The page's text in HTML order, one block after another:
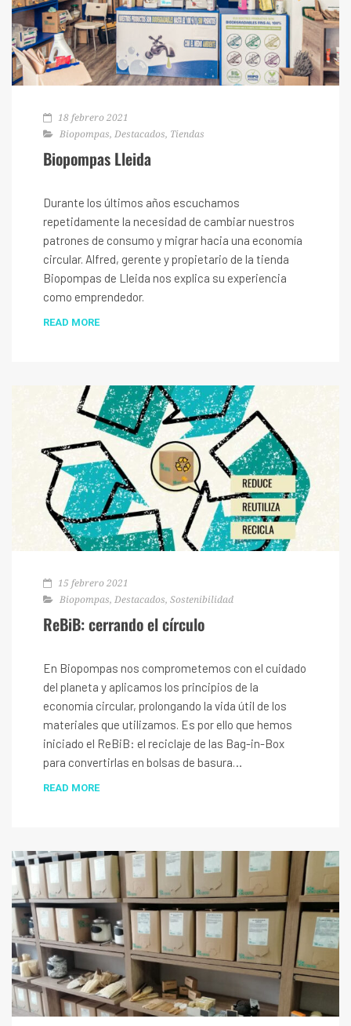
18 febrero 2021
Biopompas, Destacados, Tiendas
Biopompas Lleida
Durante los últimos años escuchamos
repetidamente la necesidad de cambiar nuestros
patrones de consumo y migrar hacia una economía
circular. Alfred, gerente y propietario de la tienda
Biopompas de Lleida nos explica su experiencia
como emprendedor.
READ MORE
15 febrero 2021
Biopompas, Destacados, Sostenibilidad
ReBiB: cerrando el círculo
En Biopompas nos comprometemos con el cuidado
del planeta y aplicamos los principios de la
economía circular, prolongando la vida útil de los
materiales que utilizamos. Es por ello que hemos
iniciado el ReBiB: el reciclaje de las Bag-in-Box
para convertirlas en bolsas de basura…
READ MORE